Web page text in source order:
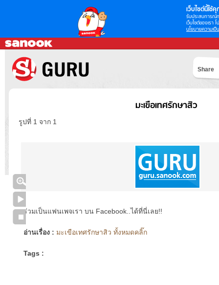
เว็บไซต์นี้ใช้คุ
รับประสบการณ์
เว็บไซต์ของเรา
นโยบายความเป็
Share
มะเขือเทศรักษาสิว
รูปที่ 1 จาก 1
ร่วมเป็นแฟนเพจเรา บน Facebook..ได้ที่นี่เลย!!
อ่านเรื่อง : มะเขือเทศรักษาสิว ทั้งหมดคลิ๊ก
Tags :